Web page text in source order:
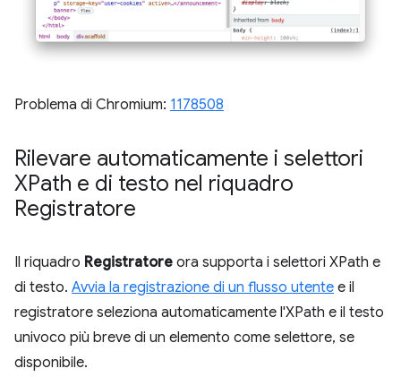
Problema di Chromium: 1178508
Rilevare automaticamente i selettori
XPath e di testo nel riquadro
Registratore
Il riquadro Registratore ora supporta i selettori XPath e
di testo. Avvia la registrazione di un flusso utente e il
registratore seleziona automaticamente l'XPath e il testo
univoco più breve di un elemento come selettore, se
disponibile.